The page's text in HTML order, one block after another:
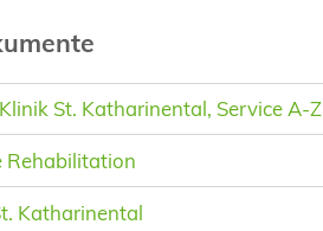
St. Katharinental, Service A-Z
Rehabilitation
Katharinental